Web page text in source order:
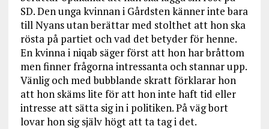
SD. Den unga kvinnan i Gårdsten känner inte bara
till Nyans utan berättar med stolthet att hon ska
rösta på partiet och vad det betyder för henne.
En kvinna i niqab säger först att hon har bråttom
men finner frågorna intressanta och stannar upp.
Vänlig och med bubblande skratt förklarar hon
att hon skäms lite för att hon inte haft tid eller
intresse att sätta sig in i politiken. På väg bort
lovar hon sig själv högt att ta tag i det.